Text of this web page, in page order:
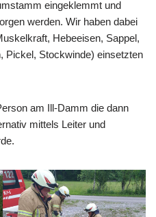
eingeklemmt und
werden. Wir haben dabei
Hebeeisen, Sappel,
Pickel, Stockwinde) einsetzten
am Ill-Damm die dann
mittels Leiter und